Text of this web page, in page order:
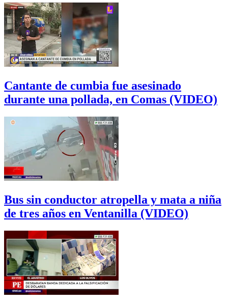
Cantante de cumbia fue asesinado
durante una pollada, en Comas (VIDEO)
Bus sin conductor atropella y mata a niña
de tres años en Ventanilla (VIDEO)